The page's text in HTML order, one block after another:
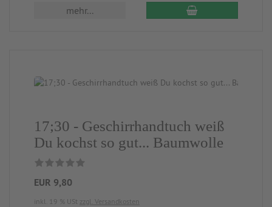
mehr...
17;30 - Geschirrhandtuch weiß
Du kochst so gut... Baumwolle
EUR 9,80
inkl. 19 % USt zzgl. Versandkosten